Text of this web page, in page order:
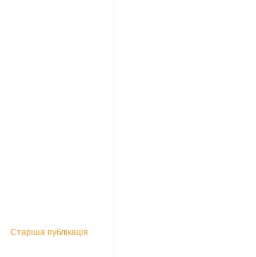
Старіша публікація